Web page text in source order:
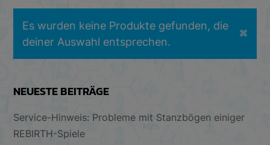
Es wurden keine Produkte gefunden, die
deiner Auswahl entsprechen.
✖
NEUESTE BEITRÄGE
Service-Hinweis: Probleme mit Stanzbögen einiger
REBIRTH-Spiele